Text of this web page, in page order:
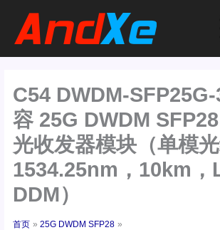
C54 DWDM-
容 25G DWDM
光收发器模块（单模光
1534.25nm，10km，
DDM）
首页
25G DWDM SFP28